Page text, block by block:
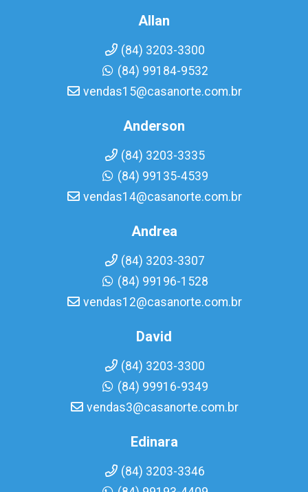
Allan
(84) 3203-3300
(84) 99184-9532
vendas15@casanorte.com.br
Anderson
(84) 3203-3335
(84) 99135-4539
vendas14@casanorte.com.br
Andrea
(84) 3203-3307
(84) 99196-1528
vendas12@casanorte.com.br
David
(84) 3203-3300
(84) 99916-9349
vendas3@casanorte.com.br
Edinara
(84) 3203-3346